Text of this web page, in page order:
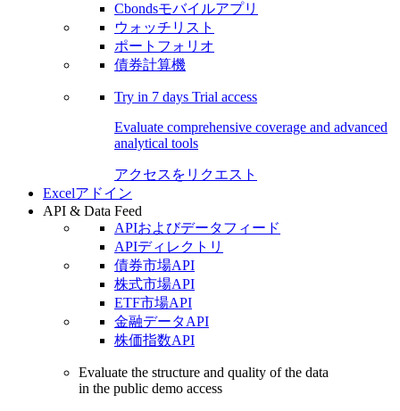
Cbondsモバイルアプリ
ウォッチリスト
ポートフォリオ
債券計算機
Try in 7 days Trial access
Evaluate comprehensive coverage and advanced
analytical tools
アクセスをリクエスト
Excelアドイン
API & Data Feed
APIおよびデータフィード
APIディレクトリ
債券市場API
株式市場API
ETF市場API
金融データAPI
株価指数API
Evaluate the structure and quality of the data
in the public demo access